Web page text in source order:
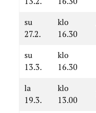
su
27.2.
klo
16.30
su
13.3.
klo
16.30
la
19.3.
klo
13.00